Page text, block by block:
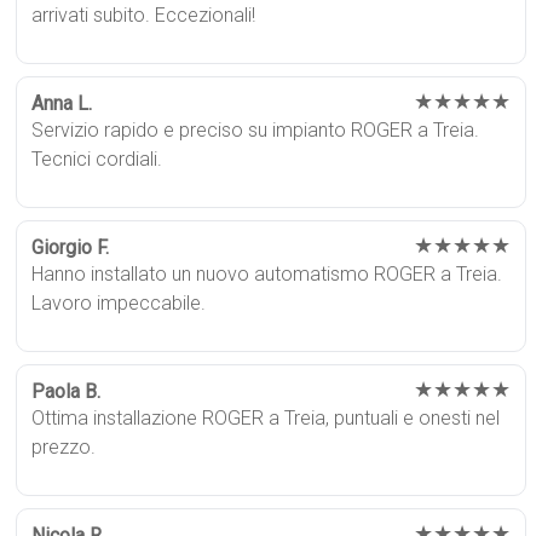
arrivati subito. Eccezionali!
Anna L. ★★★★★
Servizio rapido e preciso su impianto ROGER a Treia.
Tecnici cordiali.
Giorgio F. ★★★★★
Hanno installato un nuovo automatismo ROGER a Treia.
Lavoro impeccabile.
Paola B. ★★★★★
Ottima installazione ROGER a Treia, puntuali e onesti nel
prezzo.